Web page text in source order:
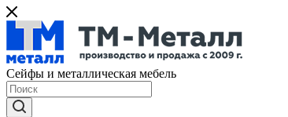
Сейфы и металлическая мебель